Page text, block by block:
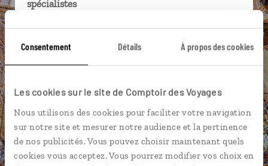
Consentement Détails À propos des cookies
Les cookies sur le site de Comptoir des Voyages
Nous utilisons des cookies pour faciliter votre navigation
sur notre site et mesurer notre audience et la pertinence
de nos publicités. Vous pouvez choisir maintenant quels
cookies vous acceptez. Vous pourrez modifier vos choix en
spécialistes
Ils sauront organiser votre itinéraire au plus
près de vos envies et de la réalité du pays.
Échangez en face à face ou depuis nos studios
téléphone.
Vous gardez le même interlocuteur avant,
pendant et après votre voyage.